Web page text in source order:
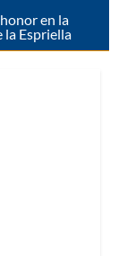
en la
la Espriella